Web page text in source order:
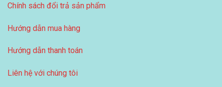
Chính sách đổi trả sản phẩm
Hướng dẫn mua hàng
Hướng dẫn thanh toán
Liên hệ với chúng tôi